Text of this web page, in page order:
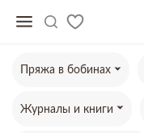
Пряжа в бобинах
Журналы и книги